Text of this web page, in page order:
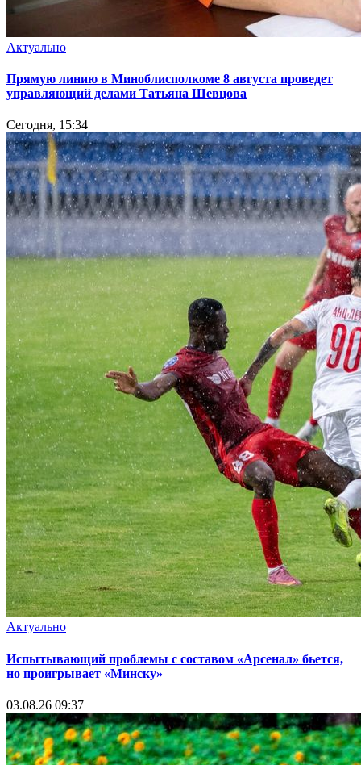
Актуально
Прямую линию в Миноблисполкоме 8 августа проведет
управляющий делами Татьяна Шевцова
Сегодня, 15:34
Актуально
Испытывающий проблемы с составом «Арсенал» бьется,
но проигрывает «Минску»
03.08.26 09:37